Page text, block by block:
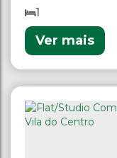
1
Ver mais